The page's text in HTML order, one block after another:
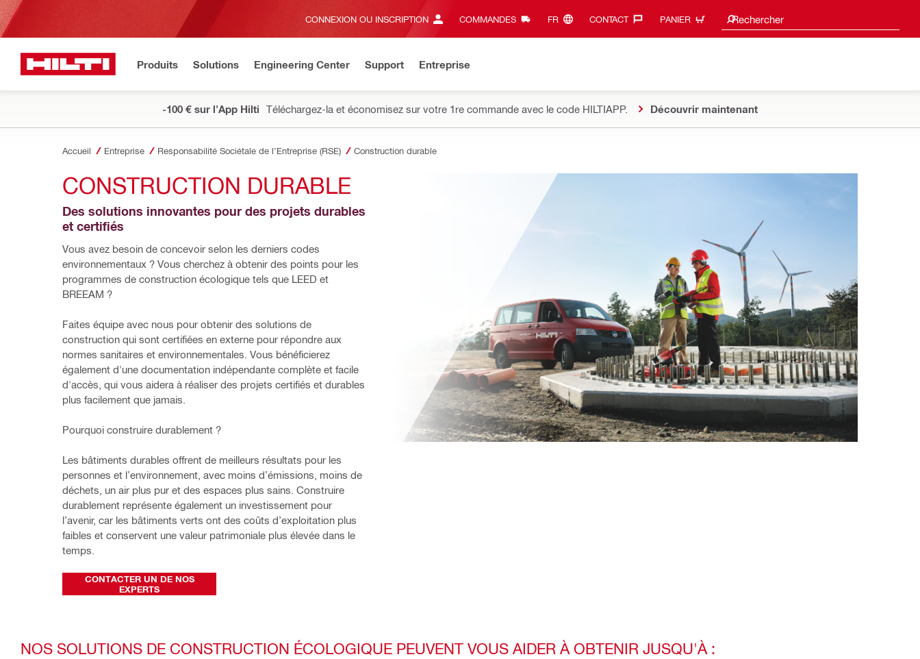
CONNEXION OU INSCRIPTION COMMANDES FR‎ CONTACT‎ PANIER Rechercher
Suggestions de recherche
Produits Solutions Engineering Center Support Entreprise
-100 € sur l'App Hilti Téléchargez-la et économisez sur votre 1re commande avec le code HILTIAPP. Découvrir maintenant
Accueil Entreprise Responsabilité Sociétale de l’Entreprise (RSE) Construction durable
CONSTRUCTION DURABLE
Des solutions innovantes pour des projets durables
et certifiés
Vous avez besoin de concevoir selon les derniers codes
environnementaux ? Vous cherchez à obtenir des points pour les
programmes de construction écologique tels que LEED et
BREEAM ?
Faites équipe avec nous pour obtenir des solutions de
construction qui sont certifiées en externe pour répondre aux
normes sanitaires et environnementales. Vous bénéficierez
également d'une documentation indépendante complète et facile
d'accès, qui vous aidera à réaliser des projets certifiés et durables
plus facilement que jamais.
Pourquoi construire durablement ?
Les bâtiments durables offrent de meilleurs résultats pour les
personnes et l’environnement, avec moins d’émissions, moins de
déchets, un air plus pur et des espaces plus sains. Construire
durablement représente également un investissement pour
l’avenir, car les bâtiments verts ont des coûts d’exploitation plus
faibles et conservent une valeur patrimoniale plus élevée dans le
temps.
CONTACTER UN DE NOS
EXPERTS
NOS SOLUTIONS DE CONSTRUCTION ÉCOLOGIQUE PEUVENT VOUS AIDER À OBTENIR JUSQU'À :